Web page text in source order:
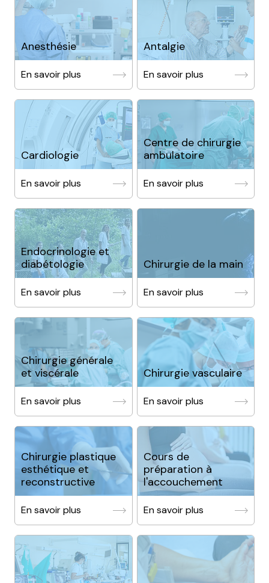
Anesthésie
En savoir plus
Antalgie
En savoir plus
Cardiologie
En savoir plus
Centre de chirurgie
ambulatoire
En savoir plus
Endocrinologie et
diabétologie
En savoir plus
Chirurgie de la main
En savoir plus
Chirurgie générale
et viscérale
En savoir plus
Chirurgie vasculaire
En savoir plus
Chirurgie plastique
esthétique et
reconstructive
En savoir plus
Cours de
préparation à
l'accouchement
En savoir plus